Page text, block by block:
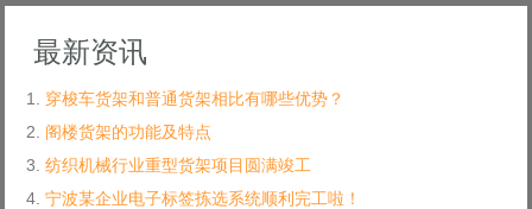
最新资讯
穿梭车货架和普通货架相比有哪些优势？
阁楼货架的功能及特点
纺织机械行业重型货架项目圆满竣工
宁波某企业电子标签拣选系统顺利完工啦！